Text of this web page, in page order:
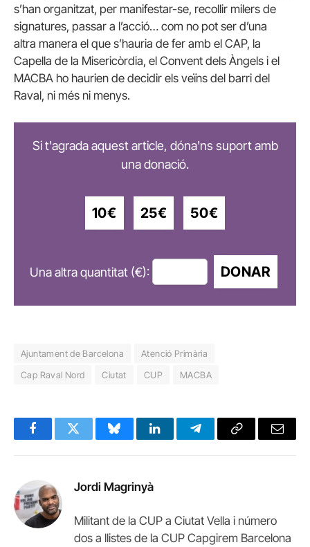
s’han organitzat, per manifestar-se, recollir milers de
signatures, passar a l’acció… com no pot ser d’una
altra manera el que s’hauria de fer amb el CAP, la
Capella de la Misericòrdia, el Convent dels Àngels i el
MACBA ho haurien de decidir els veïns del barri del
Raval, ni més ni menys.
Si t'agrada aquest article, dóna'ns suport amb
una donació.
10€ 25€ 50€
Una altra quantitat (€): DONAR
Ajuntament de Barcelona
Atenció Primària
Cap Raval Nord
Ciutat CUP MACBA
FacebookTwitter BlueskyLinkedInTelegramCopy
Email
Jordi Magrinyà
Militant de la CUP a Ciutat Vella i número
dos a llistes de la CUP Capgirem Barcelona